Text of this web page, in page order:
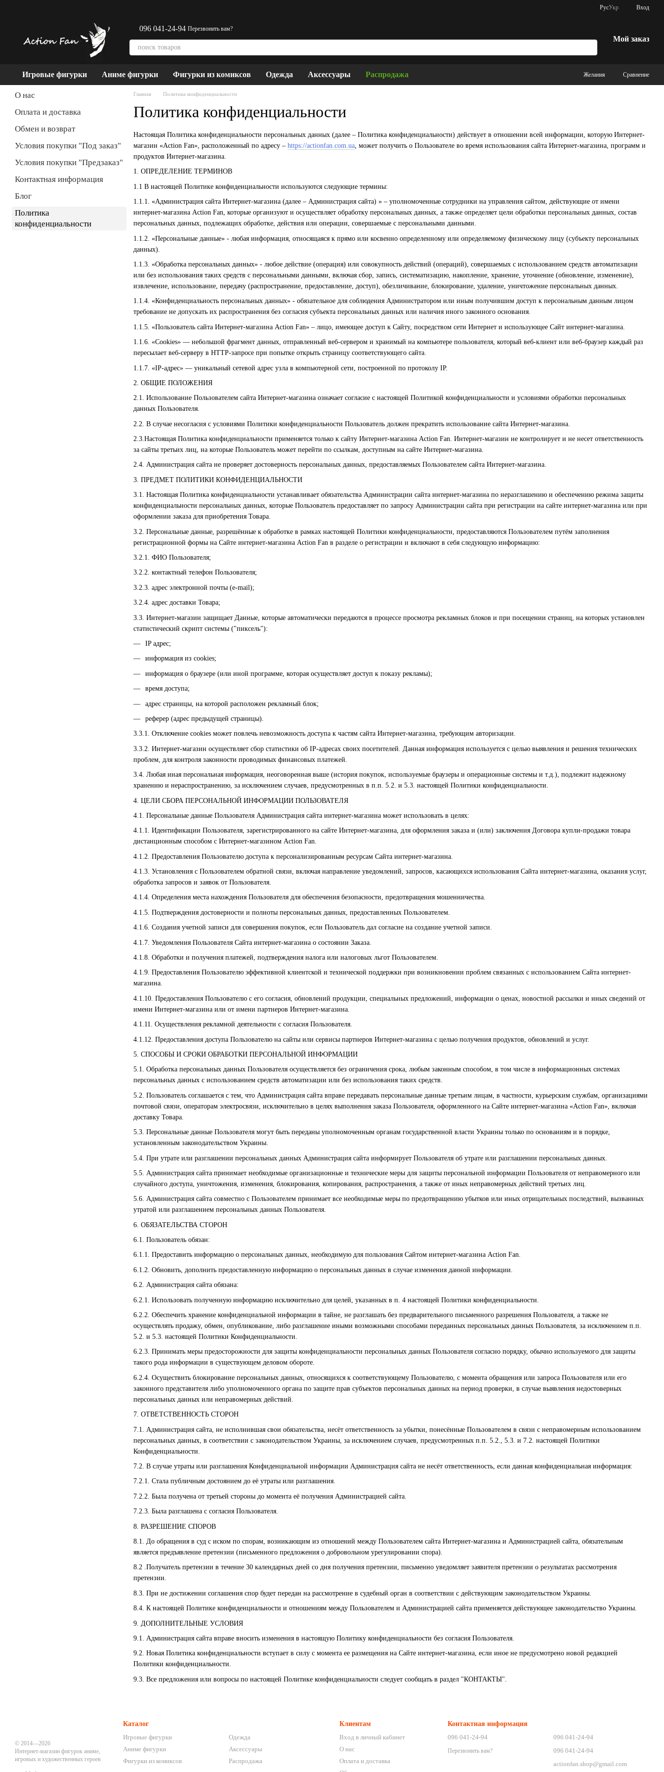
РусУкр Вход
096 041-24-94 Перезвонить вам?
Мой заказ
Игровые фигурки Аниме фигурки Фигурки из комиксов Одежда Аксессуары Распродажа Желания Сравнение
Главная Политика конфиденциальности
Политика конфиденциальности
Настоящая Политика конфиденциальности персональных данных (далее – Политика конфиденциальности) действует в отношении всей информации, которую Интернет-
магазин «Action Fan», расположенный по адресу – https://actionfan.com.ua, может получить о Пользователе во время использования сайта Интернет-магазина, программ и
продуктов Интернет-магазина.
1. ОПРЕДЕЛЕНИЕ ТЕРМИНОВ
1.1 В настоящей Политике конфиденциальности используются следующие термины:
1.1.1. «Администрация сайта Интернет-магазина (далее – Администрация сайта) » – уполномоченные сотрудники на управления сайтом, действующие от имени
интернет-магазина Action Fan, которые организуют и осуществляет обработку персональных данных, а также определяет цели обработки персональных данных, состав
персональных данных, подлежащих обработке, действия или операции, совершаемые с персональными данными.
1.1.2. «Персональные данные» - любая информация, относящаяся к прямо или косвенно определенному или определяемому физическому лицу (субъекту персональных
данных).
1.1.3. «Обработка персональных данных» - любое действие (операция) или совокупность действий (операций), совершаемых с использованием средств автоматизации
или без использования таких средств с персональными данными, включая сбор, запись, систематизацию, накопление, хранение, уточнение (обновление, изменение),
извлечение, использование, передачу (распространение, предоставление, доступ), обезличивание, блокирование, удаление, уничтожение персональных данных.
1.1.4. «Конфиденциальность персональных данных» - обязательное для соблюдения Администратором или иным получившим доступ к персональным данным лицом
требование не допускать их распространения без согласия субъекта персональных данных или наличия иного законного основания.
1.1.5. «Пользователь сайта Интернет-магазина Action Fan» – лицо, имеющее доступ к Сайту, посредством сети Интернет и использующее Сайт интернет-магазина.
1.1.6. «Cookies» — небольшой фрагмент данных, отправленный веб-сервером и хранимый на компьютере пользователя, который веб-клиент или веб-браузер каждый раз
пересылает веб-серверу в HTTP-запросе при попытке открыть страницу соответствующего сайта.
1.1.7. «IP-адрес» — уникальный сетевой адрес узла в компьютерной сети, построенной по протоколу IP.
2. ОБЩИЕ ПОЛОЖЕНИЯ
2.1. Использование Пользователем сайта Интернет-магазина означает согласие с настоящей Политикой конфиденциальности и условиями обработки персональных
данных Пользователя.
2.2. В случае несогласия с условиями Политики конфиденциальности Пользователь должен прекратить использование сайта Интернет-магазина.
2.3.Настоящая Политика конфиденциальности применяется только к сайту Интернет-магазина Action Fan. Интернет-магазин не контролирует и не несет ответственность
за сайты третьих лиц, на которые Пользователь может перейти по ссылкам, доступным на сайте Интернет-магазина.
2.4. Администрация сайта не проверяет достоверность персональных данных, предоставляемых Пользователем сайта Интернет-магазина.
3. ПРЕДМЕТ ПОЛИТИКИ КОНФИДЕНЦИАЛЬНОСТИ
3.1. Настоящая Политика конфиденциальности устанавливает обязательства Администрации сайта интернет-магазина по неразглашению и обеспечению режима защиты
конфиденциальности персональных данных, которые Пользователь предоставляет по запросу Администрации сайта при регистрации на сайте интернет-магазина или при
оформлении заказа для приобретения Товара.
3.2. Персональные данные, разрешённые к обработке в рамках настоящей Политики конфиденциальности, предоставляются Пользователем путём заполнения
регистрационной формы на Сайте интернет-магазина Action Fan в разделе о регистрации и включают в себя следующую информацию:
3.2.1. ФИО Пользователя;
3.2.2. контактный телефон Пользователя;
3.2.3. адрес электронной почты (e-mail);
3.2.4. адрес доставки Товара;
3.3. Интернет-магазин защищает Данные, которые автоматически передаются в процессе просмотра рекламных блоков и при посещении страниц, на которых установлен
статистический скрипт системы ("пиксель"):
IP адрес;
информация из cookies;
информация о браузере (или иной программе, которая осуществляет доступ к показу рекламы);
время доступа;
адрес страницы, на которой расположен рекламный блок;
реферер (адрес предыдущей страницы).
3.3.1. Отключение cookies может повлечь невозможность доступа к частям сайта Интернет-магазина, требующим авторизации.
3.3.2. Интернет-магазин осуществляет сбор статистики об IP-адресах своих посетителей. Данная информация используется с целью выявления и решения технических
проблем, для контроля законности проводимых финансовых платежей.
3.4. Любая иная персональная информация, неоговоренная выше (история покупок, используемые браузеры и операционные системы и т.д.), подлежит надежному
хранению и нераспространению, за исключением случаев, предусмотренных в п.п. 5.2. и 5.3. настоящей Политики конфиденциальности.
4. ЦЕЛИ СБОРА ПЕРСОНАЛЬНОЙ ИНФОРМАЦИИ ПОЛЬЗОВАТЕЛЯ
4.1. Персональные данные Пользователя Администрация сайта интернет-магазина может использовать в целях:
4.1.1. Идентификации Пользователя, зарегистрированного на сайте Интернет-магазина, для оформления заказа и (или) заключения Договора купли-продажи товара
дистанционным способом с Интернет-магазином Action Fan.
4.1.2. Предоставления Пользователю доступа к персонализированным ресурсам Сайта интернет-магазина.
4.1.3. Установления с Пользователем обратной связи, включая направление уведомлений, запросов, касающихся использования Сайта интернет-магазина, оказания услуг,
обработка запросов и заявок от Пользователя.
4.1.4. Определения места нахождения Пользователя для обеспечения безопасности, предотвращения мошенничества.
4.1.5. Подтверждения достоверности и полноты персональных данных, предоставленных Пользователем.
4.1.6. Создания учетной записи для совершения покупок, если Пользователь дал согласие на создание учетной записи.
4.1.7. Уведомления Пользователя Сайта интернет-магазина о состоянии Заказа.
4.1.8. Обработки и получения платежей, подтверждения налога или налоговых льгот Пользователем.
4.1.9. Предоставления Пользователю эффективной клиентской и технической поддержки при возникновении проблем связанных с использованием Сайта интернет-
магазина.
4.1.10. Предоставления Пользователю с его согласия, обновлений продукции, специальных предложений, информации о ценах, новостной рассылки и иных сведений от
имени Интернет-магазина или от имени партнеров Интернет-магазина.
4.1.11. Осуществления рекламной деятельности с согласия Пользователя.
4.1.12. Предоставления доступа Пользователю на сайты или сервисы партнеров Интернет-магазина с целью получения продуктов, обновлений и услуг.
5. СПОСОБЫ И СРОКИ ОБРАБОТКИ ПЕРСОНАЛЬНОЙ ИНФОРМАЦИИ
5.1. Обработка персональных данных Пользователя осуществляется без ограничения срока, любым законным способом, в том числе в информационных системах
персональных данных с использованием средств автоматизации или без использования таких средств.
5.2. Пользователь соглашается с тем, что Администрация сайта вправе передавать персональные данные третьим лицам, в частности, курьерским службам, организациями
почтовой связи, операторам электросвязи, исключительно в целях выполнения заказа Пользователя, оформленного на Сайте интернет-магазина «Action Fan», включая
доставку Товара.
5.3. Персональные данные Пользователя могут быть переданы уполномоченным органам государственной власти Украины только по основаниям и в порядке,
установленным законодательством Украины.
5.4. При утрате или разглашении персональных данных Администрация сайта информирует Пользователя об утрате или разглашении персональных данных.
5.5. Администрация сайта принимает необходимые организационные и технические меры для защиты персональной информации Пользователя от неправомерного или
случайного доступа, уничтожения, изменения, блокирования, копирования, распространения, а также от иных неправомерных действий третьих лиц.
5.6. Администрация сайта совместно с Пользователем принимает все необходимые меры по предотвращению убытков или иных отрицательных последствий, вызванных
утратой или разглашением персональных данных Пользователя.
6. ОБЯЗАТЕЛЬСТВА СТОРОН
6.1. Пользователь обязан:
6.1.1. Предоставить информацию о персональных данных, необходимую для пользования Сайтом интернет-магазина Action Fan.
6.1.2. Обновить, дополнить предоставленную информацию о персональных данных в случае изменения данной информации.
6.2. Администрация сайта обязана:
6.2.1. Использовать полученную информацию исключительно для целей, указанных в п. 4 настоящей Политики конфиденциальности.
6.2.2. Обеспечить хранение конфиденциальной информации в тайне, не разглашать без предварительного письменного разрешения Пользователя, а также не
осуществлять продажу, обмен, опубликование, либо разглашение иными возможными способами переданных персональных данных Пользователя, за исключением п.п.
5.2. и 5.3. настоящей Политики Конфиденциальности.
6.2.3. Принимать меры предосторожности для защиты конфиденциальности персональных данных Пользователя согласно порядку, обычно используемого для защиты
такого рода информации в существующем деловом обороте.
6.2.4. Осуществить блокирование персональных данных, относящихся к соответствующему Пользователю, с момента обращения или запроса Пользователя или его
законного представителя либо уполномоченного органа по защите прав субъектов персональных данных на период проверки, в случае выявления недостоверных
персональных данных или неправомерных действий.
7. ОТВЕТСТВЕННОСТЬ СТОРОН
7.1. Администрация сайта, не исполнившая свои обязательства, несёт ответственность за убытки, понесённые Пользователем в связи с неправомерным использованием
персональных данных, в соответствии с законодательством Украины, за исключением случаев, предусмотренных п.п. 5.2., 5.3. и 7.2. настоящей Политики
Конфиденциальности.
7.2. В случае утраты или разглашения Конфиденциальной информации Администрация сайта не несёт ответственность, если данная конфиденциальная информация:
7.2.1. Стала публичным достоянием до её утраты или разглашения.
7.2.2. Была получена от третьей стороны до момента её получения Администрацией сайта.
7.2.3. Была разглашена с согласия Пользователя.
8. РАЗРЕШЕНИЕ СПОРОВ
8.1. До обращения в суд с иском по спорам, возникающим из отношений между Пользователем сайта Интернет-магазина и Администрацией сайта, обязательным
является предъявление претензии (письменного предложения о добровольном урегулировании спора).
8.2 .Получатель претензии в течение 30 календарных дней со дня получения претензии, письменно уведомляет заявителя претензии о результатах рассмотрения
претензии.
8.3. При не достижении соглашения спор будет передан на рассмотрение в судебный орган в соответствии с действующим законодательством Украины.
8.4. К настоящей Политике конфиденциальности и отношениям между Пользователем и Администрацией сайта применяется действующее законодательство Украины.
9. ДОПОЛНИТЕЛЬНЫЕ УСЛОВИЯ
9.1. Администрация сайта вправе вносить изменения в настоящую Политику конфиденциальности без согласия Пользователя.
9.2. Новая Политика конфиденциальности вступает в силу с момента ее размещения на Сайте интернет-магазина, если иное не предусмотрено новой редакцией
Политики конфиденциальности.
9.3. Все предложения или вопросы по настоящей Политике конфиденциальности следует сообщать в раздел "КОНТАКТЫ".
О нас
Оплата и доставка
Обмен и возврат
Условия покупки "Под заказ"
Условия покупки "Предзаказ"
Контактная информация
Блог
Политика
конфиденциальности
© 2014—2026
Интернет-магазин фигурок аниме,
игровых и художественных героев
Каталог
Игровые фигурки
Аниме фигурки
Фигурки из комиксов
Одежда
Аксессуары
Распродажа
Клиентам
Вход в личный кабинет
О нас
Оплата и доставка
Контактная информация
096 041-24-94
Перезвонить вам?
096 041-24-94
096 041-24-94
actionfan.shop@gmail.com